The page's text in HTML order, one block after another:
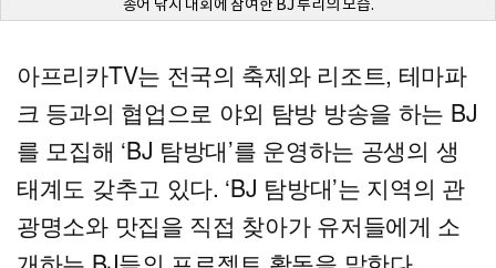
송어 낚시 대회에 참여한 BJ 루리의 모습.
아프리카TV는 전국의 축제와 리조트, 테마파
크 등과의 협업으로 야외 탐방 방송을 하는 BJ
를 모집해 ‘BJ 탐방대’를 운영하는 공생의 생
태계도 갖추고 있다. ‘BJ 탐방대’는 지역의 관
광명소와 맛집을 직접 찾아가 유저들에게 소